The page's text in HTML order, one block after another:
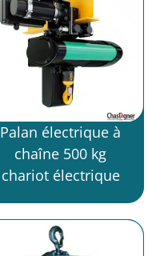
Palan électrique à
chaîne 500 kg
chariot électrique